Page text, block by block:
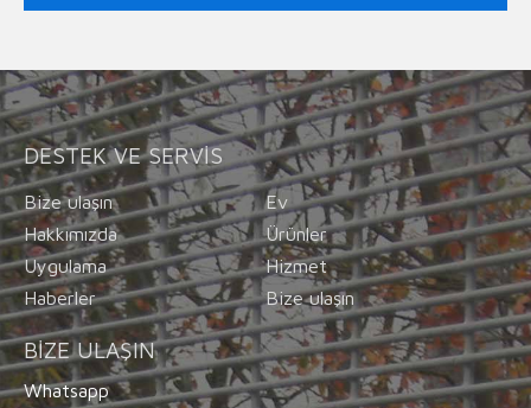
DESTEK VE SERVIS
Bize ulaşın
Ev
Hakkımızda
Ürünler
Uygulama
Hizmet
Haberler
Bize ulaşın
BIZE ULAŞIN
Whatsapp